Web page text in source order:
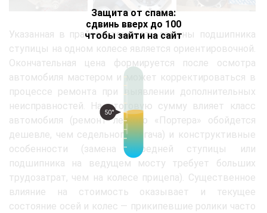
Защита от спама:
сдвинь вверх до 100
чтобы зайти на сайт
50°
Указанная в прайсе стоимость замены подшипника
ступицы на одном колесе является ориентировочной.
Окончательная цена формируется после осмотра
автомобиля мастером и может корректироваться в
процессе ремонта при выявлении дополнительных
неисправностей. На итоговую сумму влияет класс
автомобиля (ремонт легкого «Портера» обойдется
дешевле, чем седельного тягача) и конструктивные
особенности (замена передней ступицы или
подшипника на ведущем мосту требует больших
трудозатрат, чем на колесе прицепа). Существенное
влияние на стоимость оказывает и текущее
состояние осей и колес — прикипевшие ролики часто